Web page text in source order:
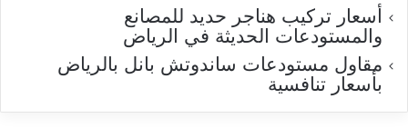
أسعار تركيب هناجر حديد للمصانع
والمستودعات الحديثة في الرياض
مقاول مستودعات ساندوتش بانل بالرياض
بأسعار تنافسية